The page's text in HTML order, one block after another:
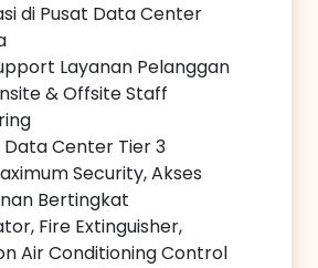
di Pusat Data Center
Layanan Pelanggan
& Offsite Staff
Center Tier 3
Security, Akses
Bertingkat
Fire Extinguisher,
Air Conditioning Control